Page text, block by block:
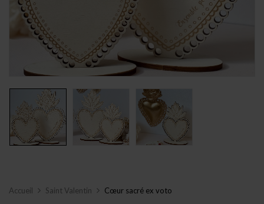
Accueil Saint Valentin Cœur sacré ex voto